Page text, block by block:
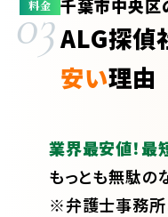
料金
03千葉市中央区
ALG探偵
安い理由
業界最安値！
もっとも無駄の
※弁護士事務所